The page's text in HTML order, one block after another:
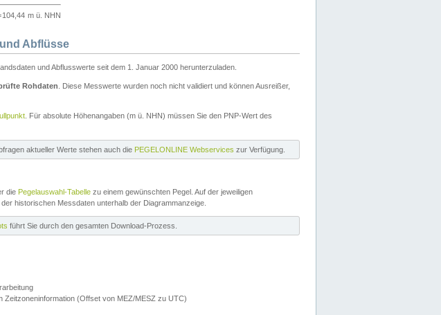
104,44 m ü. NHN
Abflüsse
und Abflusswerte seit dem 1. Januar 2000 herunterzuladen.
Rohdaten . Diese Messwerte wurden noch nicht validiert und können Ausreißer,
. Für absolute Höhenangaben (m ü. NHN) müssen Sie den PNP-Wert des
aktueller Werte stehen auch die PEGELONLINE Webservices zur Verfügung.
die Pegelauswahl-Tabelle zu einem gewünschten Pegel. Auf der jeweiligen
historischen Messdaten unterhalb der Diagrammanzeige.
führt Sie durch den gesamten Download-Prozess.
Zeitzoneninformation (Offset von MEZ/MESZ zu UTC)